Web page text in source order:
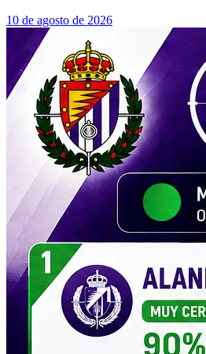
10 de agosto de 2026